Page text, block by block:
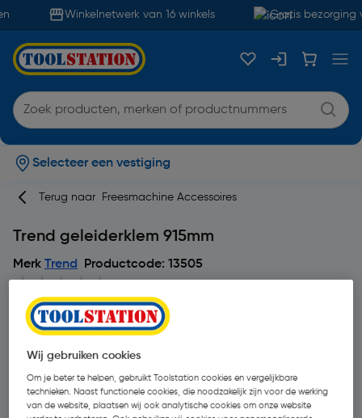
Winkelnetwerk van 16 winkels Gratis bezorging
Selecteer een vestiging
Terug naar Freesmachine Accessoires
Trend geleiderklem 915mm
Merk Trend Productcode: 13505
Wij gebruiken cookies
Om je beter te helpen, gebruikt Toolstation cookies en vergelijkbare
technieken. Naast functionele cookies, die noodzakelijk zijn voor de werking
van de website, plaatsen wij ook analytische cookies om onze website